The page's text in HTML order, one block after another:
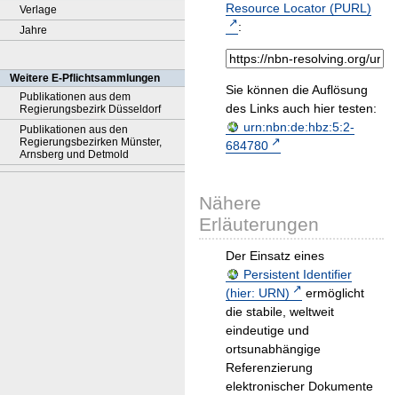
Verlage
Jahre
Weitere E-Pflichtsammlungen
Publikationen aus dem
Regierungsbezirk Düsseldorf
Publikationen aus den
Regierungsbezirken Münster,
Arnsberg und Detmold
Resource Locator (PURL)
:
Sie können die Auflösung
des Links auch hier testen:
urn:nbn:de:hbz:5:2-
684780
Nähere
Erläuterungen
Der Einsatz eines
Persistent Identifier
(hier: URN)
ermöglicht
die stabile, weltweit
eindeutige und
ortsunabhängige
Referenzierung
elektronischer Dokumente